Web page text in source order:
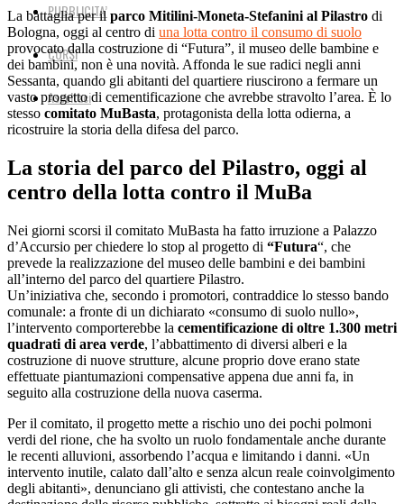
PUBBLICITA’
CORSI
Ascoltaci
La battaglia per ilparco Mitilini-Moneta-Stefanini al Pilastro di
Bologna, oggi al centro di una lotta contro il consumo di suolo
provocato dalla costruzione di “Futura”, il museo delle bambine e
dei bambini, non è una novità. Affonda le sue radici negli anni
Sessanta, quando gli abitanti del quartiere riuscirono a fermare un
vasto progetto di cementificazione che avrebbe stravolto l’area. È lo
stesso comitato MuBasta, protagonista della lotta odierna, a
ricostruire la storia della difesa del parco.
La storia del parco del Pilastro, oggi al
centro della lotta contro il MuBa
Nei giorni scorsi il comitato MuBasta ha fatto irruzione a Palazzo
d’Accursio per chiedere lo stop al progetto di “Futura“, che
prevede la realizzazione del museo delle bambini e dei bambini
all’interno del parco del quartiere Pilastro.
Un’iniziativa che, secondo i promotori, contraddice lo stesso bando
comunale: a fronte di un dichiarato «consumo di suolo nullo»,
l’intervento comporterebbe la cementificazione di oltre 1.300 metri
quadrati di area verde, l’abbattimento di diversi alberi e la
costruzione di nuove strutture, alcune proprio dove erano state
effettuate piantumazioni compensative appena due anni fa, in
seguito alla costruzione della nuova caserma.
Per il comitato, il progetto mette a rischio uno dei pochi polmoni
verdi del rione, che ha svolto un ruolo fondamentale anche durante
le recenti alluvioni, assorbendo l’acqua e limitando i danni. «Un
intervento inutile, calato dall’alto e senza alcun reale coinvolgimento
degli abitanti», denunciano gli attivisti, che contestano anche la